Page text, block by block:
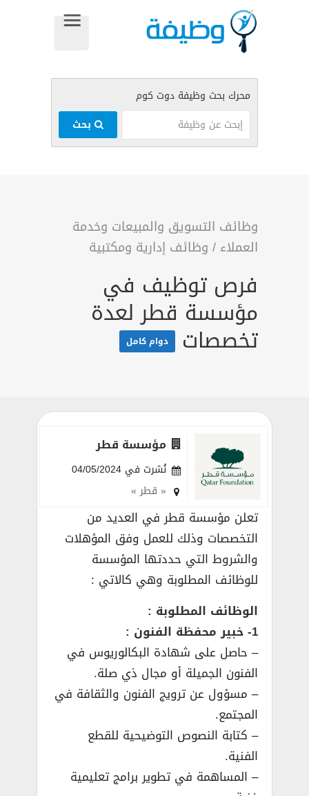
وظائف التسويق والمبيعات وخدمة
العملاء / وظائف إدارية ومكتبية
فرص توظيف في
مؤسسة قطر لعدة
تخصصات دوام كامل
مؤسسة قطر
نُشرت في 04/05/2024
« قطر »
تعلن مؤسسة قطر في العديد من
التخصصات وذلك للعمل وفق المؤهلات
والشروط التي حددتها المؤسسة
للوظائف المطلوبة وهي كالاتي :
الوظائف المطلوبة :
1- خبير محفظة الفنون :
– حاصل على شهادة البكالوريوس في
الفنون الجميلة أو مجال ذي صلة.
– مسؤول عن ترويج الفنون والثقافة في
المجتمع.
– كتابة النصوص التوضيحية للقطع
الفنية.
– المساهمة في تطوير برامج تعليمية